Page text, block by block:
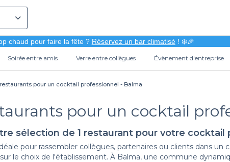
chaud pour faire la fête ? Réservez un bar climatisé! ❄️🎉
Soirée entre amis Verre entre collègues Évènement d'entreprise
pour un cocktail professionnel - Balma
pour un cocktail
sélection de 1 restaurant pour votre cocktail
pour rassembler collègues, partenaires ou clients dans
le choix de l'établissement. À Balma, une commune